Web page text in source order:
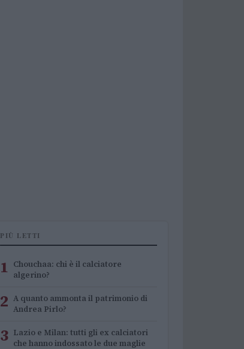
PIÙ LETTI
1 Chouchaa: chi è il calciatore
algerino?
2 A quanto ammonta il patrimonio di
Andrea Pirlo?
3 Lazio e Milan: tutti gli ex calciatori
che hanno indossato le due maglie